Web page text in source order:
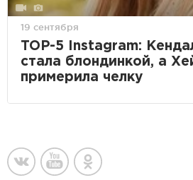
19 сентября
TOP-5 Instagram:
стала блондинкой, а
примерила челку